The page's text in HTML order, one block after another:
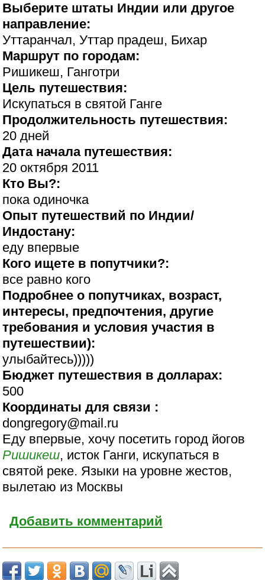
Выберите штаты Индии или другое
направление:
Уттаранчал, Уттар прадеш, Бихар
Маршрут по городам:
Ришикеш, Ганготри
Цель путешествия:
Искупаться в святой Ганге
Продолжительность путешествия:
20 дней
Дата начала путешествия:
20 октября 2011
Кто Вы?:
пока одиночка
Опыт путешествий по Индии/
Индостану:
еду впервые
Кого ищете в попутчики?:
все равно кого
Подробнее о попутчиках, возраст,
интересы, предпочтения, другие
требования и условия участия в
путешествии):
улыбайтесь)))))
Бюджет путешествия в долларах:
500
Координаты для связи :
dongregory@mail.ru
Еду впервые, хочу посетить город йогов
Ришикеш, исток Ганги, искупаться в
святой реке. Языки на уровне жестов,
вылетаю из Москвы
Добавить комментарий